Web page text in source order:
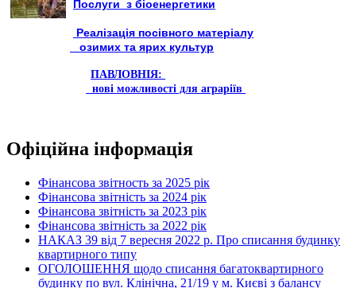
Послуги з біоенергетики
Реалізація посівного матеріалу
озимих та ярих культур
ПАВЛОВНІЯ:
нові можливості для аграріїв
Офіційна інформація
Фінансова звітность за 2025 рік
Фінансова звітність за 2024 рік
Фінансова звітність за 2023 рік
Фінансова звітність за 2022 рік
НАКАЗ 39 від 7 вересня 2022 р. Про списання будинку
квартирного типу
ОГОЛОШЕННЯ щодо списання багатоквартирного
будинку по вул. Клінічна, 21/19 у м. Києві з балансу